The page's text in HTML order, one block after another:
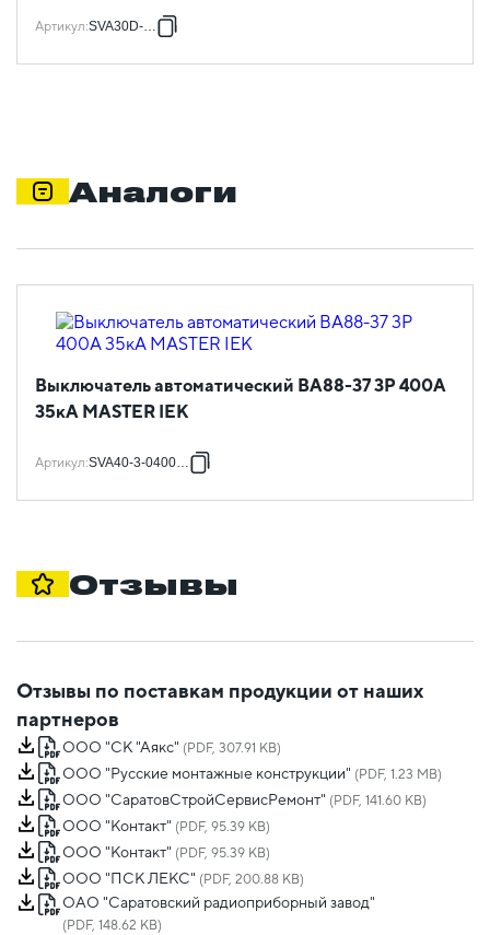
Артикул:SVA30D-RN
Аналоги
Выключатель автоматический ВА88-37 3Р 400А
35кА MASTER IEK
Артикул:SVA40-3-0400-02
Отзывы
Отзывы по поставкам продукции от наших
партнеров
ООО "СК "Аякс" (PDF, 307.91 KB)
ООО "Русские монтажные конструкции" (PDF, 1.23 MB)
ООО "СаратовСтройСервисРемонт" (PDF, 141.60 KB)
ООО "Контакт" (PDF, 95.39 KB)
ООО "Контакт" (PDF, 95.39 KB)
ООО "ПСК ЛЕКС" (PDF, 200.88 KB)
ОАО "Саратовский радиоприборный завод"
(PDF, 148.62 KB)